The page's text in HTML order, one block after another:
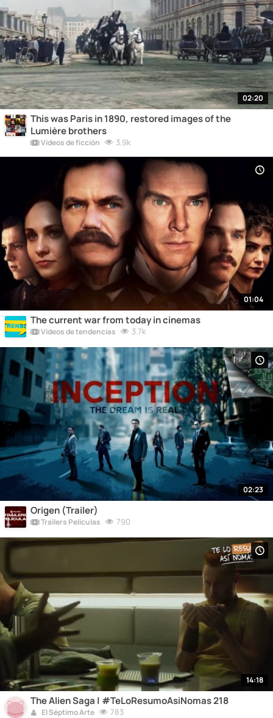
02:20
This was Paris in 1890, restored images of the
Lumière brothers
Vídeos de ficción 3.9k
01:04
The current war from today in cinemas
Vídeos de tendencias 3.7k
02:23
Origen (Trailer)
Trailers Peliculas 790
14:18
The Alien Saga | #TeLoResumoAsiNomas 218
El Séptimo Arte 783